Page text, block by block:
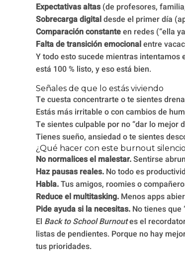
Expectativas altas(de profesores,
Sobrecarga digitaldesde el primer día
Comparación constanteen redes (“ella
Falta de transición emocionalentre
Y todo esto sucede mientras intentamos
está 100 % listo, y eso está bien.
Señales de que lo estás viviendo
Te cuesta concentrarte o te sientes
Estás más irritable o con cambios de
Te sientes culpable por no “dar lo mejor
Tienes sueño, ansiedad o te sientes
¿Qué hacer con este burnout
No normalices el malestar.Sentirse
Haz pausas reales. No todo es
Habla.Tus amigos, roomies o
Reduce el multitasking. Menos apps
Pide ayuda si la necesitas. No tienes que
El Back to School Burnoutes el
listas de pendientes. Porque no hay
tus prioridades.